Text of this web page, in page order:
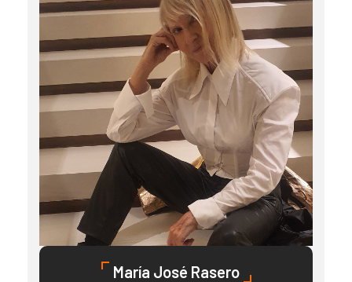
María José Rasero